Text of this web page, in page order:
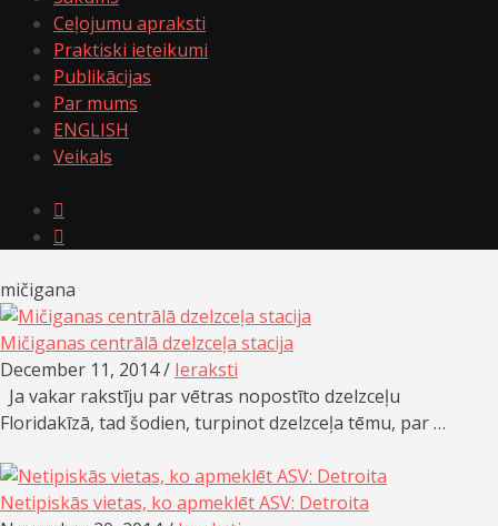
Ceļojumu apraksti
Praktiski ieteikumi
Publikācijas
Par mums
ENGLISH
Veikals


mičigana
Mičiganas centrālā dzelzceļa stacija
December 11, 2014 / Ieraksti
Ja vakar rakstīju par vētras nopostīto dzelzceļu
Floridakīzā, tad šodien, turpinot dzelzceļa tēmu, par …
Netipiskās vietas, ko apmeklēt ASV: Detroita